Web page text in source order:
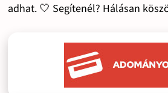
adhat. 🤍 Segítenél? Hálásan